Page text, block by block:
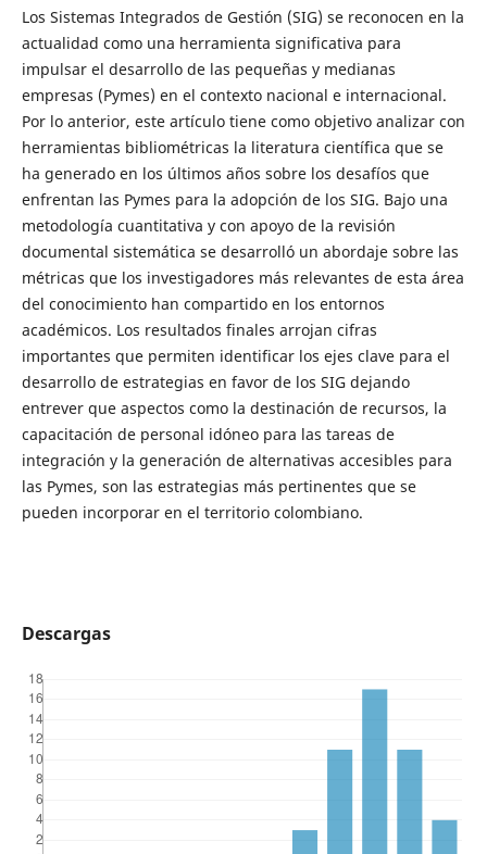
Los Sistemas Integrados de Gestión (SIG) se reconocen en la
actualidad como una herramienta significativa para
impulsar el desarrollo de las pequeñas y medianas
empresas (Pymes) en el contexto nacional e internacional.
Por lo anterior, este artículo tiene como objetivo analizar con
herramientas bibliométricas la literatura científica que se
ha generado en los últimos años sobre los desafíos que
enfrentan las Pymes para la adopción de los SIG. Bajo una
metodología cuantitativa y con apoyo de la revisión
documental sistemática se desarrolló un abordaje sobre las
métricas que los investigadores más relevantes de esta área
del conocimiento han compartido en los entornos
académicos. Los resultados finales arrojan cifras
importantes que permiten identificar los ejes clave para el
desarrollo de estrategias en favor de los SIG dejando
entrever que aspectos como la destinación de recursos, la
capacitación de personal idóneo para las tareas de
integración y la generación de alternativas accesibles para
las Pymes, son las estrategias más pertinentes que se
pueden incorporar en el territorio colombiano.
Descargas